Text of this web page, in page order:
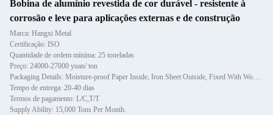
Bobina de alumínio revestida de cor durável - resistente à
corrosão e leve para aplicações externas e de construção
Marca: Hangxi Metal
Certificação: ISO
Quantidade de ordem mínima: 25 toneladas
Preço: 24000-27000 yuan/ ton
Packaging Details: Moisture-proof Paper Inside, Iron Sheet Outside, Fixed With Wooden Pallet.
Tempo de entrega: 20-40 dias
Termos de pagamento: L/C,T/T
Supply Ability: 15,000 Tons Per Month.